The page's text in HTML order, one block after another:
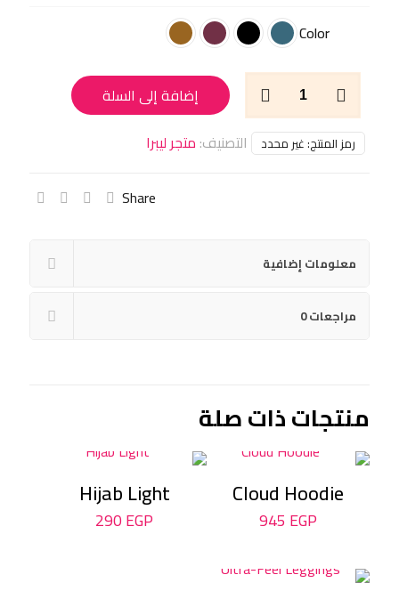
Color
كمية
Flare
Leggings
إضافة إلى السلة
رمز المنتج:غير محدد التصنيف: متجر ليبرا
Share
معلومات إضافية
مراجعات0
منتجات ذات صلة
Cloud Hoodie
945 EGP
Hijab Light
290EGP